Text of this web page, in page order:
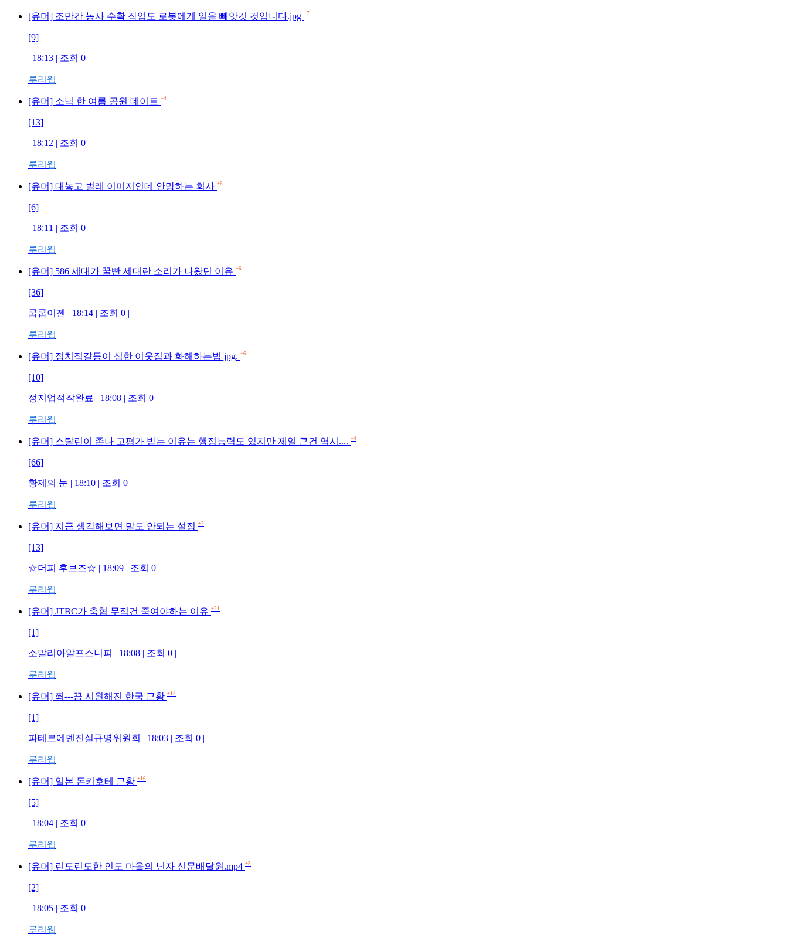
[유머] 조만간 농사 수확 작업도 로봇에게 일을 빼앗깃 것입니다.jpg +7
[9]
| 18:13 | 조회 0 |
루리웹
[유머] 소닉 한 여름 공원 데이트 +4
[13]
| 18:12 | 조회 0 |
루리웹
[유머] 대놓고 벌레 이미지인데 안망하는 회사 +6
[6]
| 18:11 | 조회 0 |
루리웹
[유머] 586 세대가 꿀빤 세대란 소리가 나왔던 이유 +6
[36]
쿱쿱이젠 | 18:14 | 조회 0 |
루리웹
[유머] 정치적갈등이 심한 이웃집과 화해하는법 jpg. +6
[10]
정지업적작완료 | 18:08 | 조회 0 |
루리웹
[유머] 스탈린이 존나 고평가 받는 이유는 행정능력도 있지만 제일 큰건 역시.... +4
[66]
황제의 눈 | 18:10 | 조회 0 |
루리웹
[유머] 지금 생각해보면 말도 안되는 설정 +2
[13]
☆더피 후브즈☆ | 18:09 | 조회 0 |
루리웹
[유머] JTBC가 축협 무적건 죽여야하는 이유 +21
[1]
소말리아알프스니피 | 18:08 | 조회 0 |
루리웹
[유머] 쬐---끔 시원해진 한국 근황 +14
[1]
파테르에덴진실규명위원회 | 18:03 | 조회 0 |
루리웹
[유머] 일본 돈키호테 근황 +16
[5]
| 18:04 | 조회 0 |
루리웹
[유머] 린도린도한 인도 마을의 닌자 신문배달원.mp4 +5
[2]
| 18:05 | 조회 0 |
루리웹